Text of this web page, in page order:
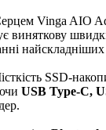
Vinga AIO
виняткову
SSD-
USB Type-C,